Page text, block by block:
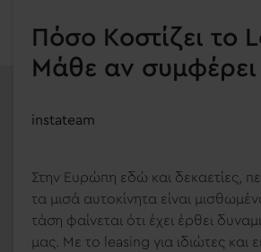
Πόσο Κοστίζει το
Μάθε αν συμφέρει
instateam
Στην Ευρώπη εδώ και δεκαετίες,
τα μισά αυτοκίνητα είναι
τάση φαίνεται ότι έχει έρθει
μας. Με το leasing για ιδιώτες και